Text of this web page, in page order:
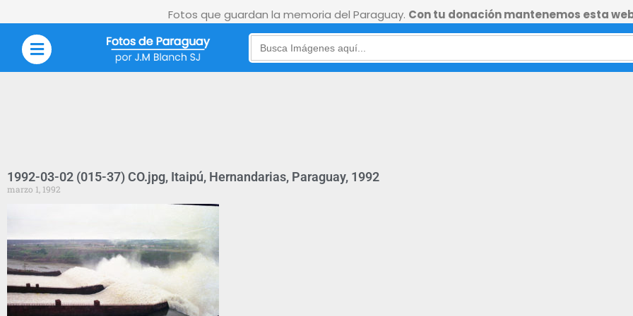
Fotos que guardan la memoria del Paraguay. Con tu donación mantenemos esta
Search
for:
1992-03-02 (015-37) CO.jpg, Itaipú, Hernandarias, Paraguay, 1992
marzo 1, 1992